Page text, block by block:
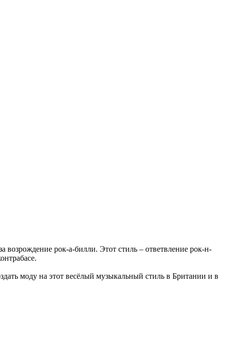
рок-а-билли. Этот стиль – ответвление рок-н-
моду на этот весёлый музыкальный стиль в Британии и в